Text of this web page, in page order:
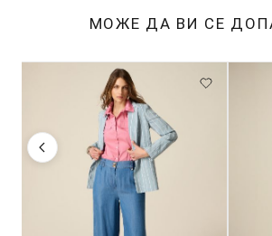
МОЖЕ ДА ВИ СЕ